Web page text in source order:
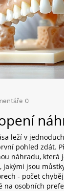
0
leží v
pohled zdát.
náhradu,
jsou
- počet
na osobních